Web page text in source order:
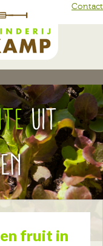
Contact
uit
fruit in